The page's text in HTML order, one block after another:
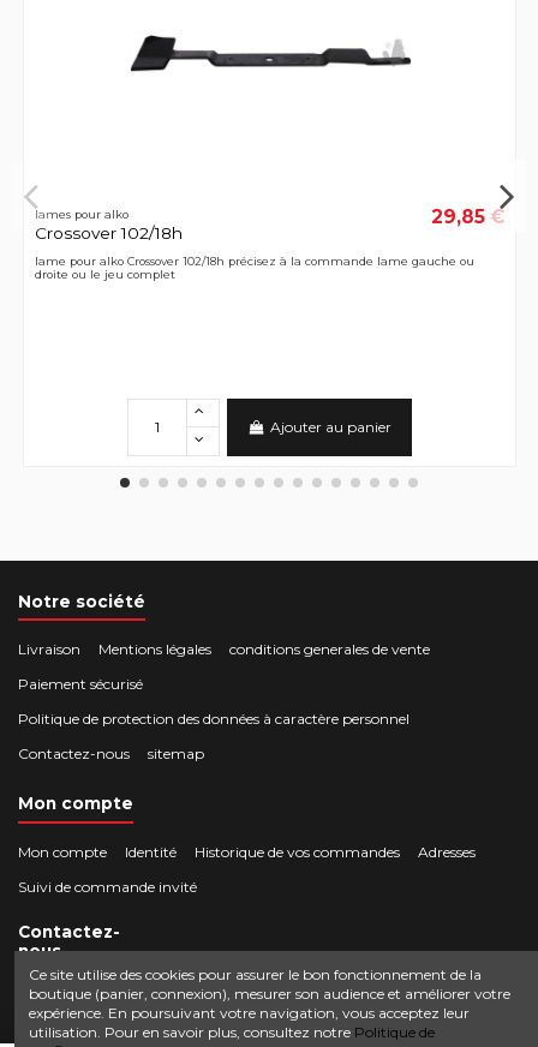
lames pour alko
Crossover 102/18h
29,85 €
lame pour alko Crossover 102/18h précisez à la commande lame gauche ou
droite ou le jeu complet
Ajouter au panier
Notre société
Livraison Mentions légales
conditions generales de vente
Paiement sécurisé
Politique de protection des données à caractère personnel
Contactez-nous
sitemap
Mon compte
Mon compte Identité Historique de vos commandes
Adresses
Suivi de commande invité
Contactez-
nous
Crocbois-motoculture.com
50 route de Villefort 48800 Pied-de-Borne
0624436257
Ce site utilise des cookies pour assurer le bon fonctionnement de la
boutique (panier, connexion), mesurer son audience et améliorer votre
expérience. En poursuivant votre navigation, vous acceptez leur
utilisation. Pour en savoir plus, consultez notre Politique de